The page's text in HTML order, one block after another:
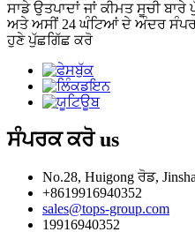
ਸਾਡੇ ਉਤਪਾਦਾਂ ਜਾਂ ਕੀਮਤ ਸੂਚੀ
ਅਤੇ ਅਸੀਂ 24 ਘੰਟਿਆਂ ਦੇ ਅੰਦਰ
ਹੁਣੇ ਪੁੱਛਗਿੱਛ ਕਰੋ
ਸੰਪਰਕ ਕਰੋus
No.28, Huigong ਰੋਡ,
+8619916940352
sales@tops-group.com
19916940352